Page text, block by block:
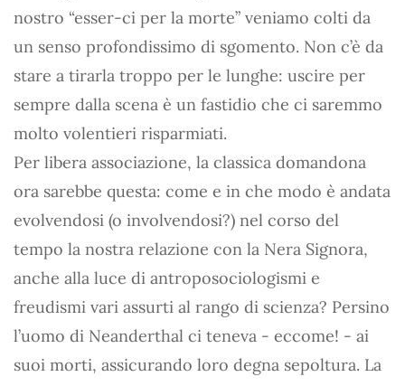
nostro “esser-ci per la morte” veniamo colti da
un senso profondissimo di sgomento. Non c’è da
stare a tirarla troppo per le lunghe: uscire per
sempre dalla scena è un fastidio che ci saremmo
molto volentieri risparmiati.
Per libera associazione, la classica domandona
ora sarebbe questa: come e in che modo è andata
evolvendosi (o involvendosi?) nel corso del
tempo la nostra relazione con la Nera Signora,
anche alla luce di antroposociologismi e
freudismi vari assurti al rango di scienza? Persino
l’uomo di Neanderthal ci teneva - eccome! - ai
suoi morti, assicurando loro degna sepoltura. La